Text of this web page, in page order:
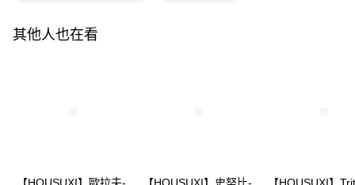
其他人也在看